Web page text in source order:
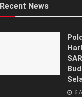
Recent News
6